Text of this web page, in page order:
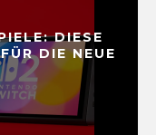
DIESE
DIE NEUE